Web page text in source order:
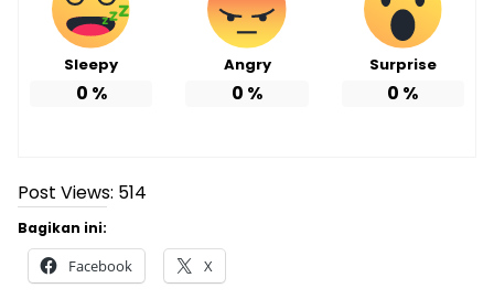
Sleepy
0 %
Angry
0 %
Surprise
0 %
Post Views: 514
Bagikan ini:
Facebook X